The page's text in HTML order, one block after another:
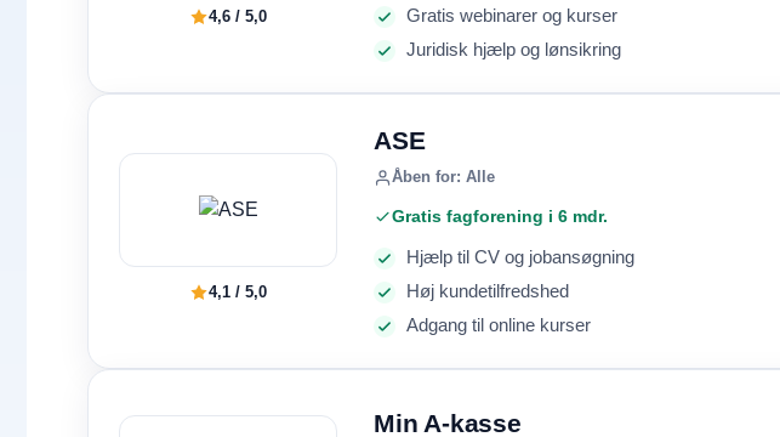
4,6 / 5,0
Gratis webinarer og kurser
Juridisk hjælp og lønsikring
4,1 / 5,0
ASE
Åben for: Alle
Gratis fagforening i 6 mdr.
Hjælp til CV og jobansøgning
Høj kundetilfredshed
Adgang til online kurser
Min A-kasse